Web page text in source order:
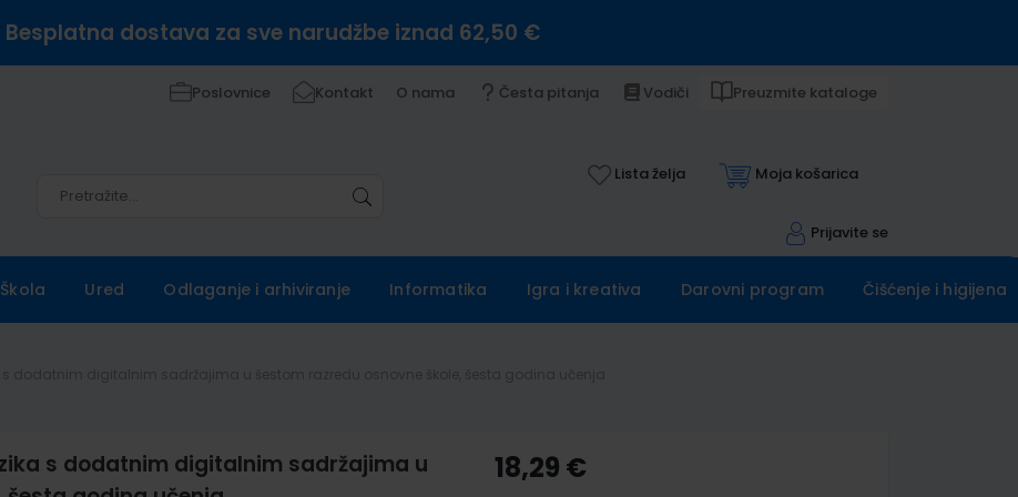
Besplatna dostava za sve narudžbe iznad 62,50 €
Poslovnice Kontakt O nama Česta pitanja Vodiči Preuzmite kataloge
Lista želja Moja košarica
Prijavite se
Škola Ured Odlaganje i arhiviranje Informatika Igra i kreativa Darovni program Čišćenje i higijena
s dodatnim digitalnim sadržajima u
18,29 €